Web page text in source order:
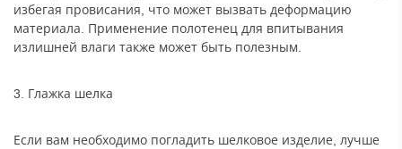
избегая провисания, что может вызвать деформацию
материала. Применение полотенец для впитывания
излишней влаги также может быть полезным.
3. Глажка шелка
Если вам необходимо погладить шелковое изделие, лучше